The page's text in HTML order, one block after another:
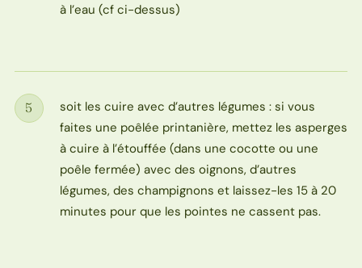
à l’eau (cf ci-dessus)
Étape
5
soit les cuire avec d’autres légumes : si vous
faites une poêlée printanière, mettez les asperges
à cuire à l’étouffée (dans une cocotte ou une
poêle fermée) avec des oignons, d’autres
légumes, des champignons et laissez-les 15 à 20
minutes pour que les pointes ne cassent pas.